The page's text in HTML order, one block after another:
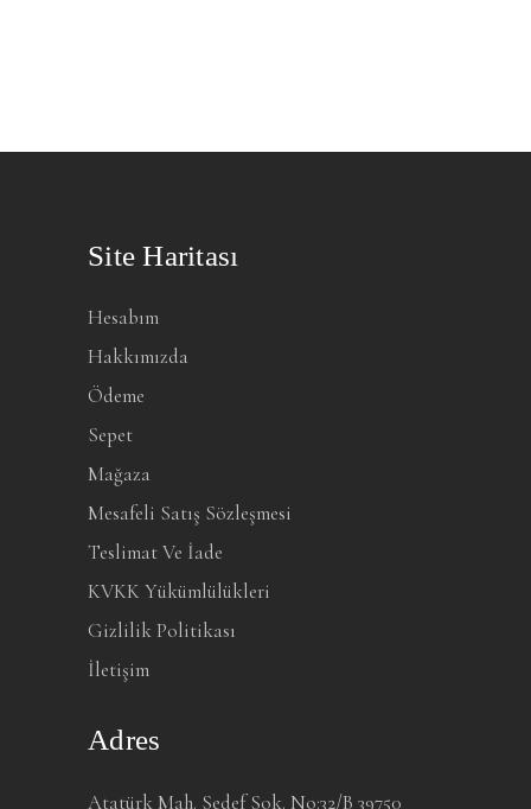
Site Haritası
Hesabım
Hakkımızda
Ödeme
Sepet
Mağaza
Mesafeli Satış Sözleşmesi
Teslimat Ve İade
KVKK Yükümlülükleri
Gizlilik Politikası
İletişim
Adres
Atatürk Mah. Sedef Sok. No:32/B 39750